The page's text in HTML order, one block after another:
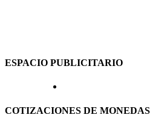
ESPACIO PUBLICITARIO
COTIZACIONES DE MONEDAS